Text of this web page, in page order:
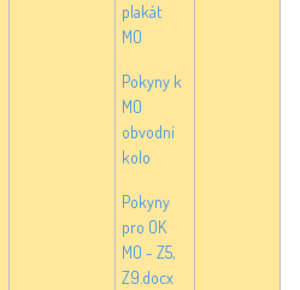
plakát
MO
Pokyny k
MO
obvodní
kolo
Pokyny
pro OK
MO - Z5,
Z9.docx